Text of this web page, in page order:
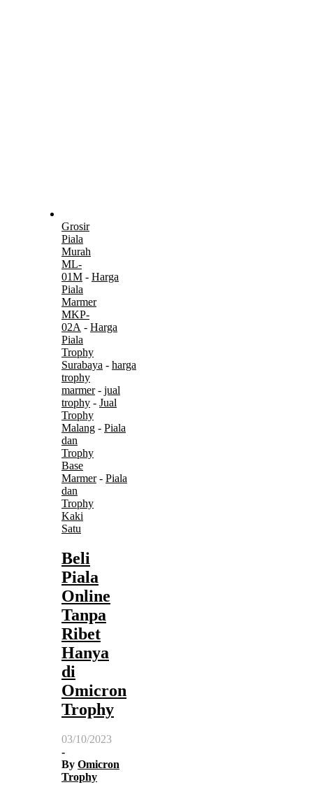
Grosir
Piala
Murah
ML-
01M - Harga
Piala
Marmer
MKP-
02A - Harga
Piala
Trophy
Surabaya - harga
trophy
marmer- jual
trophy - Jual
Trophy
Malang - Piala
dan
Trophy
Base
Marmer- Piala
dan
Trophy
Kaki
Satu
Beli
Piala
Online
Tanpa
Ribet
Hanya
di
Omicron
Trophy
03/10/2023
-
By Omicron
Trophy